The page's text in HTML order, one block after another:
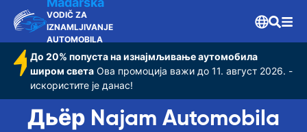
VODIČ ZA
IZNAMLJIVANJE
AUTOMOBILA
До 20% попуста на изнајмљивање аутомобила
широм света Ова промоција важи до 11. август 2026. -
искористите је данас!
Дьёр Najam Automobila